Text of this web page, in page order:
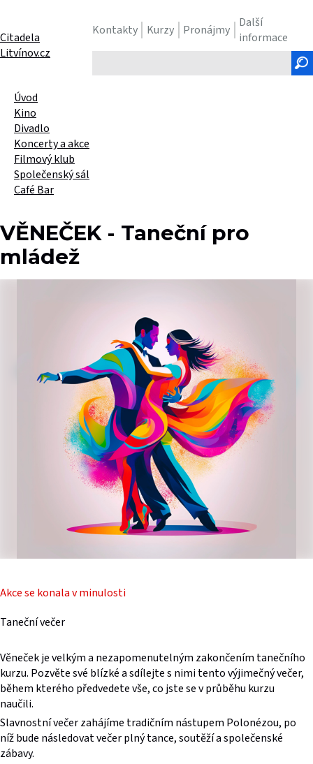
Kontakty Kurzy Pronájmy
Další
informace
text
Citadela
Litvínov.cz
Úvod
Kino
Divadlo
Koncerty a akce
Filmový klub
Společenský sál
Café Bar
VĚNEČEK - Taneční pro
mládež
Akce se konala v minulosti
Taneční večer
Věneček je velkým a nezapomenutelným zakončením tanečního
kurzu. Pozvěte své blízké a sdílejte s nimi tento výjimečný večer,
během kterého předvedete vše, co jste se v průběhu kurzu
naučili.
Slavnostní večer zahájíme tradičním nástupem Polonézou, po
níž bude následovat večer plný tance, soutěží a společenské
zábavy.